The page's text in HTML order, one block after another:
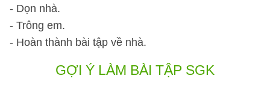
- Dọn nhà.
- Trông em.
- Hoàn thành bài tập về nhà.
GỢI Ý LÀM BÀI TẬP SGK